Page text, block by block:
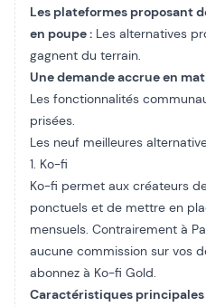
Les plateformes proposant
en poupe : Les alternatives
gagnent du terrain.
Une demande accrue en
Les fonctionnalités
prisées.
Les neuf meilleures
1. Ko-fi
Ko-fi permet aux créateurs
ponctuels et de mettre en
mensuels. Contrairement à
aucune commission sur vos
abonnez à Ko-fi Gold.
Caractéristiques principales